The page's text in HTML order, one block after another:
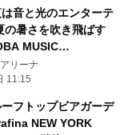
音と光のエンターテ
の暑さを吹き飛ばす
MUSIC
～音と光の噴水シ
から開催
リーナ
11:15
フトップビアガーデ
NEW YORK